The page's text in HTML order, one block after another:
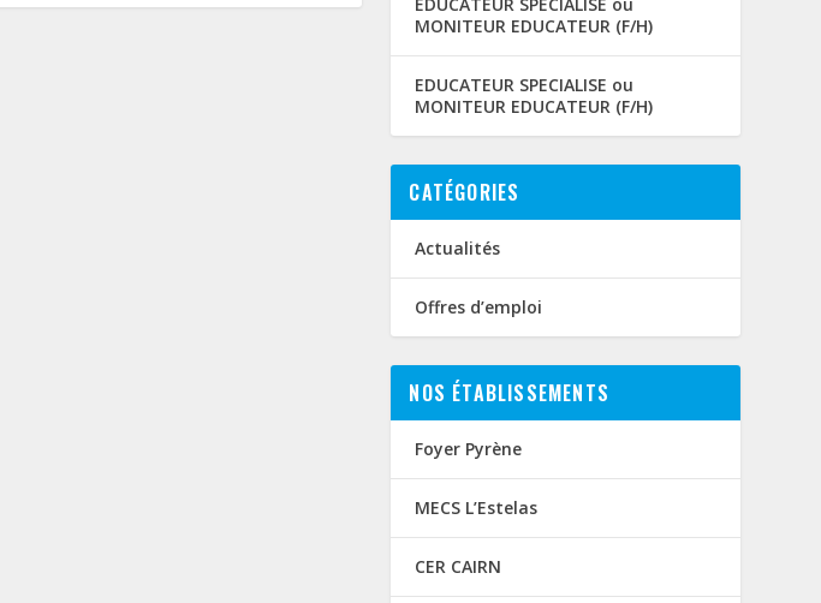
MONITEUR EDUCATEUR (F/H)
EDUCATEUR SPECIALISE ou
MONITEUR EDUCATEUR (F/H)
CATÉGORIES
Actualités
Offres d’emploi
NOS ÉTABLISSEMENTS
Foyer Pyrène
MECS L’Estelas
CER CAIRN